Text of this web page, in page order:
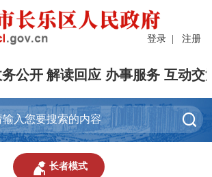
登录 | 注册
公开 解读回应 办事服务 互动交

 长者模式